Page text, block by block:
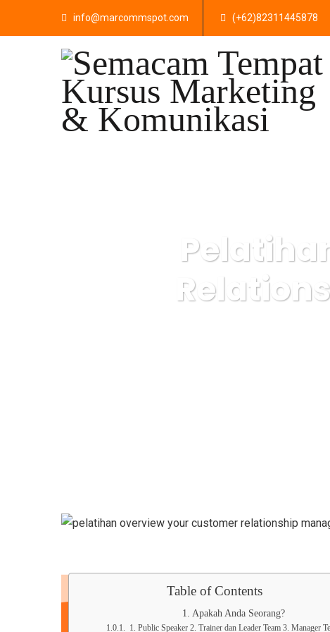
info@marcommspot.com (+62)82311445878
Table of Contents
Apakah Anda Seorang?
1. Public Speaker 2. Trainer dan Leader Team 3. Manager